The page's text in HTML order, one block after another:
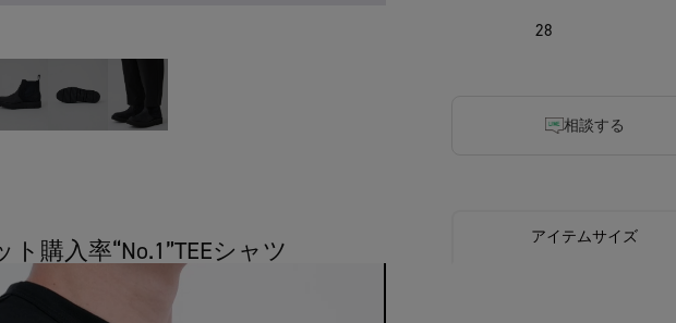
ト購入率“No.1”TEEシャツ
28
相談する
アイテムサイズ